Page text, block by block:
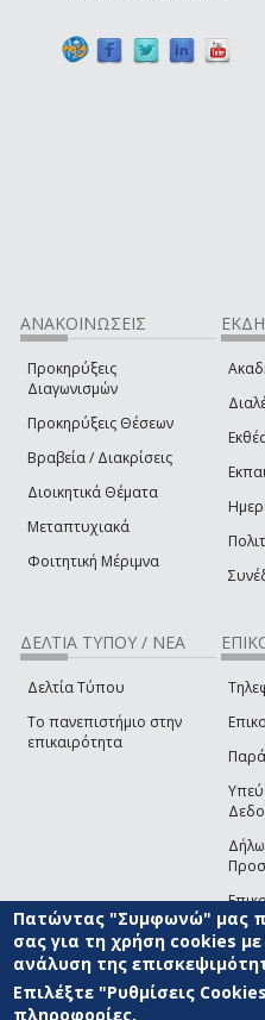
ΑΝΑΚΟΙΝΩΣΕΙΣ
Προκηρύξεις
Διαγωνισμών
Προκηρύξεις Θέσεων
Βραβεία / Διακρίσεις
Διοικητικά Θέματα
Μεταπτυχιακά
Φοιτητική Μέριμνα
ΔΕΛΤΙΑ ΤΥΠΟΥ / ΝΕΑ
Δελτία Τύπου
Το πανεπιστήμιο στην
επικαιρότητα
© ΠΑΝΕΠΙΣΤΗΜΙΟ ΑΙΓΑΙΟΥ ΟΡΟΙ
ΑΝΑΠΤΥΞΗΣ
Πατώντας "Συμφωνώ" μας
σας για τη χρήση cookies
ανάλυση της
Επιλέξτε "Ρυθμίσεις
πληροφορίες.